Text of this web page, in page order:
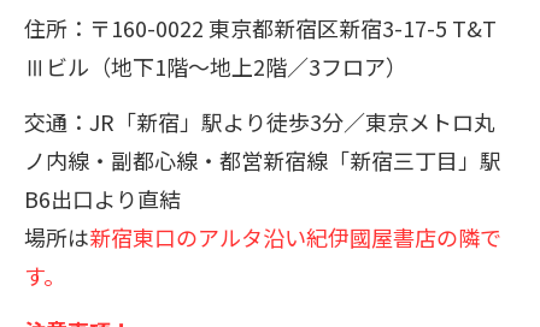
住所：〒160-0022 東京都新宿区新宿3-17-5 T&T
Ⅲビル（地下1階～地上2階／3フロア）
交通：JR「新宿」駅より徒歩3分／東京メトロ丸
ノ内線・副都心線・都営新宿線「新宿三丁目」駅
B6出口より直結
場所は新宿東口のアルタ沿い紀伊國屋書店の隣で
す。